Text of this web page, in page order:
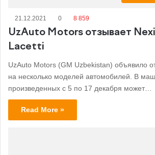
21.12.2021 0 8 859
UzAuto Motors отзывает
Lacetti
UzAuto Motors (GM Uzbekistan) объявило
на несколько моделей автомобилей. В
произведенных с 5 по 17 декабря может…
Read More »